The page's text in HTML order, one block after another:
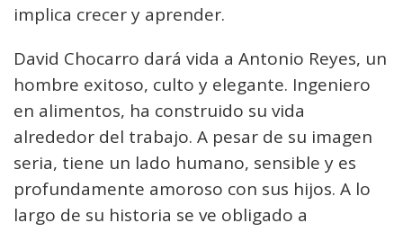
implica crecer y aprender.
David Chocarro dará vida a Antonio Reyes, un
hombre exitoso, culto y elegante. Ingeniero
en alimentos, ha construido su vida
alrededor del trabajo. A pesar de su imagen
seria, tiene un lado humano, sensible y es
profundamente amoroso con sus hijos. A lo
largo de su historia se ve obligado a